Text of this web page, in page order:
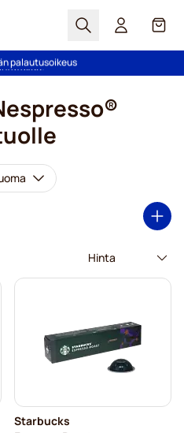
Haku Kori
yli 49,00€ tilauksille
palautusoikeus
Starbucks